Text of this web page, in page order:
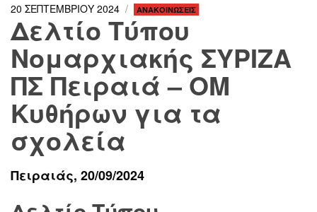
20 ΣΕΠΤΕΜΒΡΙΟΥ 2024 ΑΝΑΚΟΙΝΩΣΕΙΣ
Δελτίο Τύπου
Νομαρχιακής ΣΥΡΙΖΑ
ΠΣ Πειραιά – ΟΜ
Κυθήρων για τα
σχολεία
Πειραιάς, 20/09/2024